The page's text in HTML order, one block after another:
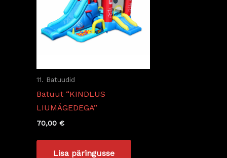
11. Batuudid
Batuut “KINDLUS
LIUMÄGEDEGA”
70,00 €
Lisa päringusse